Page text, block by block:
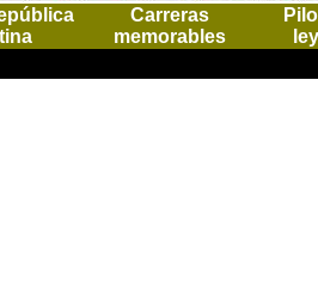
Carreras
memorables